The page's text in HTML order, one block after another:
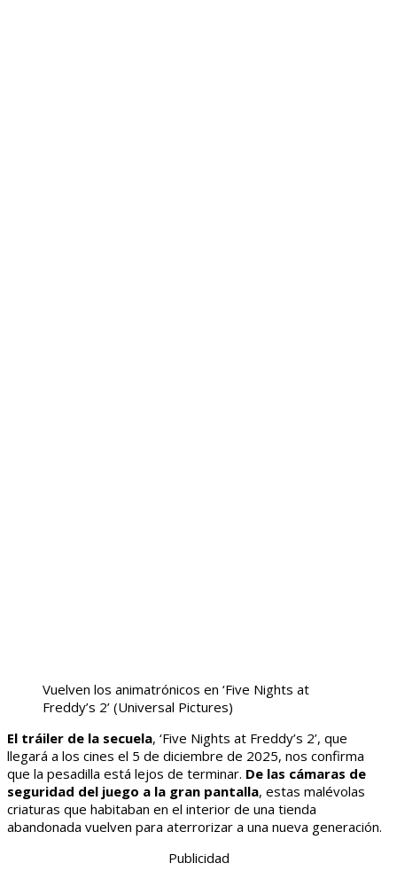
Vuelven los animatrónicos en ‘Five Nights at
Freddy’s 2’ (Universal Pictures)
El tráiler de la secuela, ‘Five Nights at Freddy’s 2’, que
llegará a los cines el 5 de diciembre de 2025, nos confirma
que la pesadilla está lejos de terminar. De las cámaras de
seguridad del juego a la gran pantalla, estas malévolas
criaturas que habitaban en el interior de una tienda
abandonada vuelven para aterrorizar a una nueva generación.
Publicidad